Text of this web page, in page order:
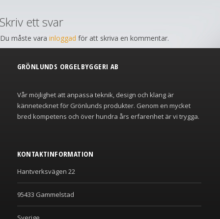
Skriv ett svar
Du måste vara inloggad för att skriva en kommentar.
GRÖNLUNDS ORGELBYGGERI AB
Vår möjlighet att anpassa teknik, design och klang är
kännetecknet för Grönlunds produkter. Genom en mycket
bred kompetens och över hundra års erfarenhet är vi trygga.
KONTAKTINFORMATION
Hantverksvägen 22
95433 Gammelstad